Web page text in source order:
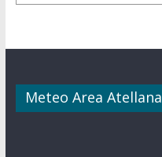
Meteo Area Atellana